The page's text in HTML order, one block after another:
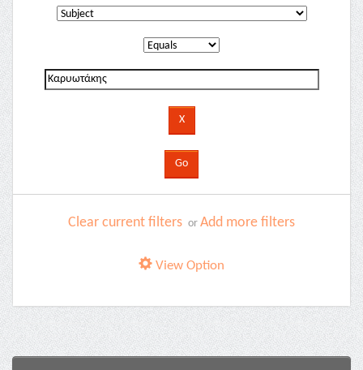
Clear current filters or Add more filters
View Option